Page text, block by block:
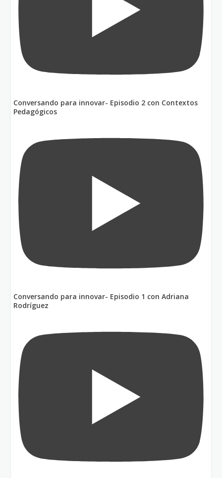
Conversando para innovar- Episodio 2 con Contextos
Pedagógicos
Conversando para innovar- Episodio 1 con Adriana
Rodríguez